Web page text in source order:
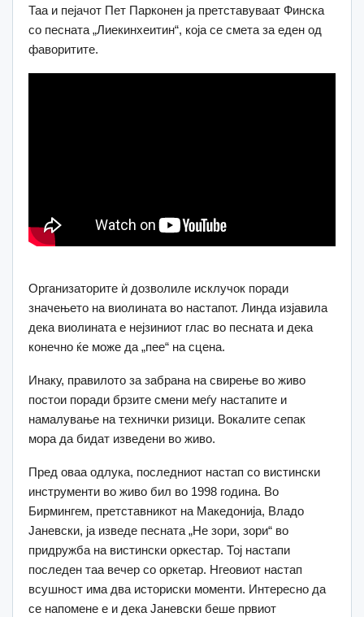
Таа и пејачот Пет Парконен ја претставуваат Финска
со песната „Лиекинхеитин“, која се смета за еден од
фаворитите.
Организаторите ѝ дозволиле исклучок поради
значењето на виолината во настапот. Линда изјавила
дека виолината е нејзиниот глас во песната и дека
конечно ќе може да „пее“ на сцена.
Инаку, правилото за забрана на свирење во живо
постои поради брзите смени меѓу настапите и
намалување на технички ризици. Вокалите сепак
мора да бидат изведени во живо.
Пред оваа одлука, последниот настап со вистински
инструменти во живо бил во 1998 година. Во
Бирмингем, претставникот на Македонија, Владо
Јаневски, ја изведе песната „Не зори, зори“ во
придружба на вистински оркестар. Тој настапи
последен таа вечер со оркетар. Нгеовиот настап
всушност има два историски моменти. Интересно да
се напомене е и дека Јаневски беше првиот